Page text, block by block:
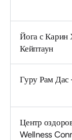
Йога с Карин
Кейптаун
Гуру Рам Дас
Центр
Wellness